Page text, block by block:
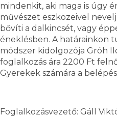
mindenkit, aki maga is úgy
művészet eszközeivel
bővíti a dalkincsét, vagy
éneklésben. A határainkon
módszer kidolgozója Gróh
foglalkozás ára 2200 Ft
Gyerekek számára a
Foglalkozásvezető: Gáll